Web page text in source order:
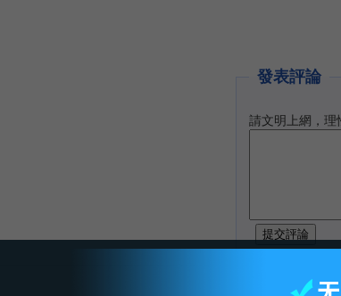
發表評論
請文明上網，理